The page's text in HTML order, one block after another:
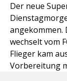
Der neue
angekommen.
wechselt vom
Flieger kam
Vorbereitung